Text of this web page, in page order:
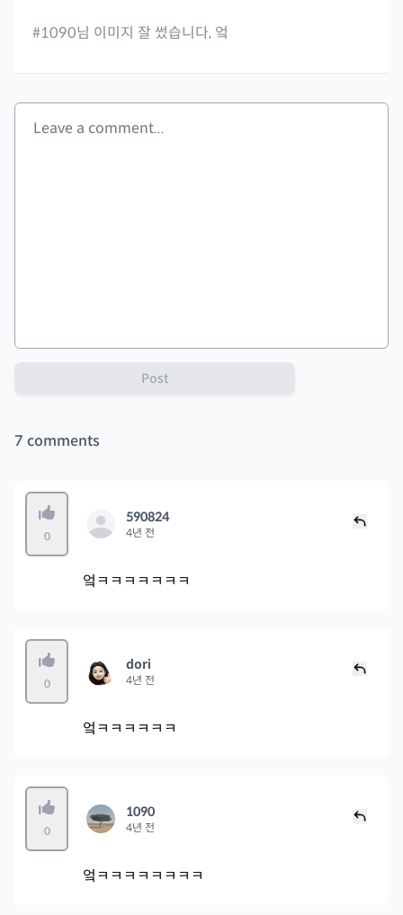
#1090님 이미지 잘 썼습니다, 엌
Post
7 comments
0
590824
4년 전
엌ㅋㅋㅋㅋㅋㅋㅋ
0
dori
4년 전
엌ㅋㅋㅋㅋㅋㅋ
0
1090
4년 전
엌ㅋㅋㅋㅋㅋㅋㅋㅋ